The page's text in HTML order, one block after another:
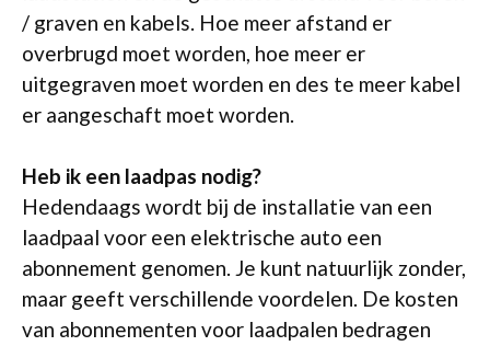
/ graven en kabels. Hoe meer afstand er
overbrugd moet worden, hoe meer er
uitgegraven moet worden en des te meer kabel
er aangeschaft moet worden.
Heb ik een laadpas nodig?
Hedendaags wordt bij de installatie van een
laadpaal voor een elektrische auto een
abonnement genomen. Je kunt natuurlijk zonder,
maar geeft verschillende voordelen. De kosten
van abonnementen voor laadpalen bedragen